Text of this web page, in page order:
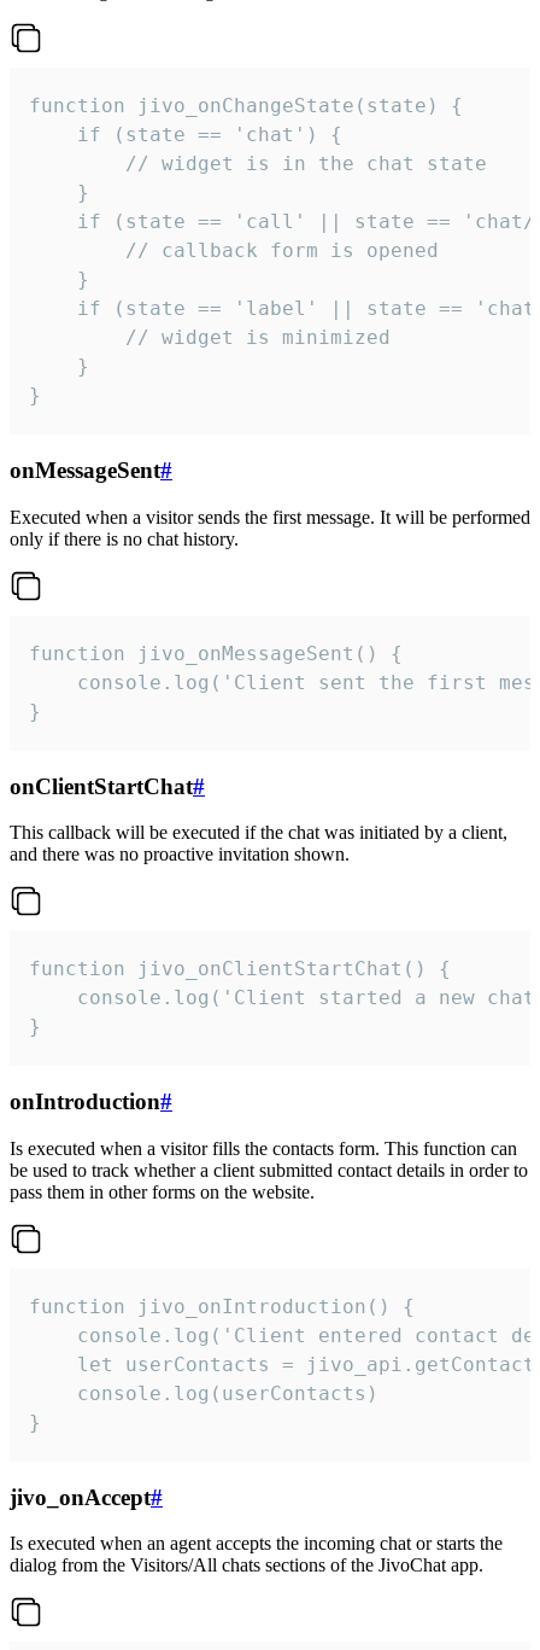
function jivo_onChangeState(state) {
    if (state == 'chat') {
        // widget is in the chat state
    }
if (state == 'call' || state ==
        // callback form is opened
    }
if (state == 'label' || state ==
        // widget is minimized
    }
}
onMessageSent#
Executed when a visitor sends the first message. It will be performed
only if there is no chat history.
function jivo_onMessageSent() {
console.log('Client sent the first
}
onClientStartChat#
This callback will be executed if the chat was initiated by a client,
and there was no proactive invitation shown.
function jivo_onClientStartChat() {
console.log('Client started a new
}
onIntroduction#
Is executed when a visitor fills the contacts form. This function can
be used to track whether a client submitted contact details in order to
pass them in other forms on the website.
function jivo_onIntroduction() {
console.log('Client entered contact
let userContacts =
    console.log(userContacts)
}
jivo_onAccept#
Is executed when an agent accepts the incoming chat or starts the
dialog from the Visitors/All chats sections of the JivoChat app.